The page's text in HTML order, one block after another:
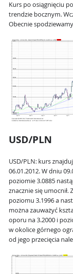
Kurs po osiągnięciu
trendzie bocznym.
Obecnie
USD/PLN
USD/PLN: kurs
06.01.2012. W dniu
poziomie 3.0885
znacznie się
poziomu 3.1996 a
można zauważyć
oporu na 3.2000 i
w okolice górnego
od jego przecięcia